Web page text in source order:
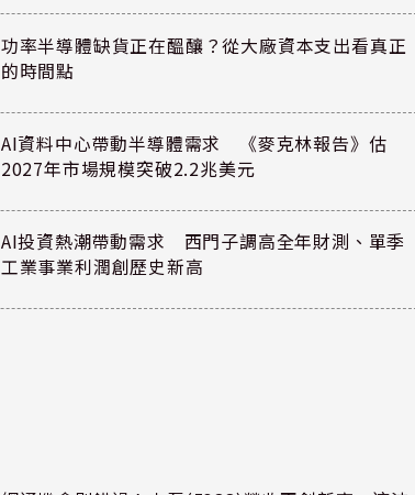
功率半導體缺貨正在醞釀？從大廠資本支出看真正
的時間點
AI資料中心帶動半導體需求 《麥克林報告》估
2027年市場規模突破2.2兆美元
AI投資熱潮帶動需求 西門子調高全年財測、單季
工業事業利潤創歷史新高